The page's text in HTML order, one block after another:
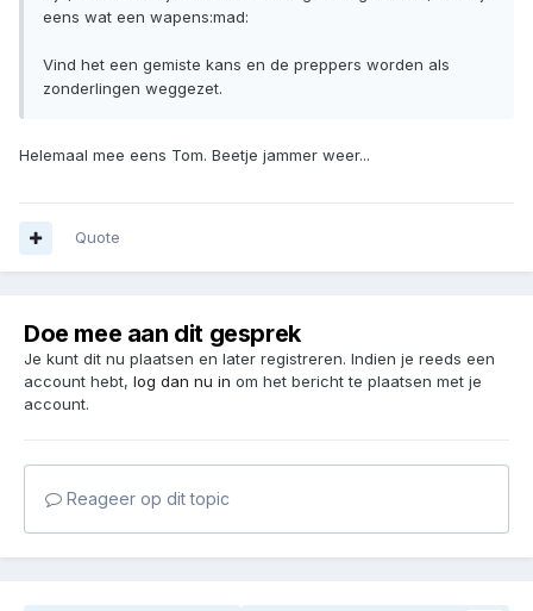
eens wat een wapens:mad:
Vind het een gemiste kans en de preppers worden als
zonderlingen weggezet.
Helemaal mee eens Tom. Beetje jammer weer...
Quote
Doe mee aan dit gesprek
Je kunt dit nu plaatsen en later registreren. Indien je reeds een
account hebt, log dan nu in om het bericht te plaatsen met je
account.
Reageer op dit topic